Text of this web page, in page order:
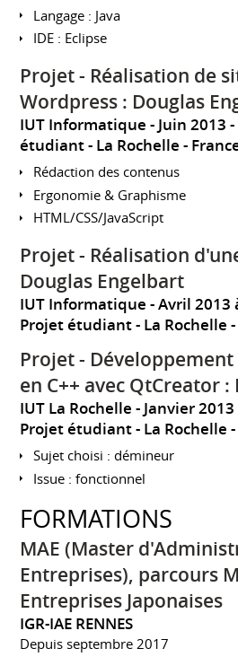
Langage : Java
IDE : Eclipse
Projet - Réalisation de
Wordpress : Douglas
IUT Informatique Juin 2013
étudiant
La Rochelle
Rédaction des contenus
Ergonomie & Graphisme
HTML/CSS/JavaScript
Projet - Réalisation
Douglas Engelbart
IUT Informatique
Avril 2013
Projet étudiant
La Rochelle
Projet -
en C++ avec QtCreator
IUT La Rochelle
Janvier
Projet étudiant
La Rochelle
Sujet choisi : démineur
Issue : fonctionnel
FORMATIONS
MAE (Master
Entreprises), parcours
Entreprises Japonaises
IGR-IAE RENNES
Depuis septembre 2017